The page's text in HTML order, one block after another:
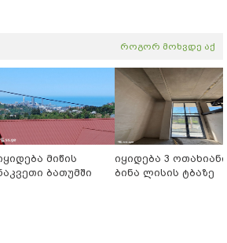
როგორ მოხვდე აქ
მიწის
ბათუმში
იყიდება 3 ოთახიანი
ბინა ლისის ტბაზე